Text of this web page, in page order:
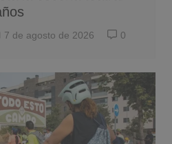
7 de agosto de 2026 0